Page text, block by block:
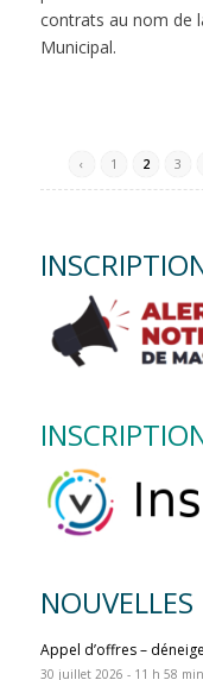
contrats au nom de
Municipal.
‹ 1 2 3
NOUVELLES
Appel d’offres –
30 juillet 2026 - 11 h 58 min